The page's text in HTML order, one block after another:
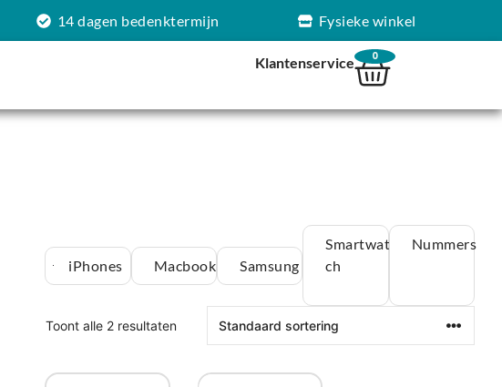
14 dagen bedenktermijn Fysieke winkel
Klantenservice 0
iPhones Macbook Samsung
Smartwat
ch
Nummers
Toont alle 2 resultaten